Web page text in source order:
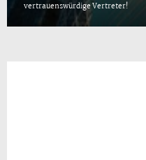
vertrauenswürdige Vertreter!